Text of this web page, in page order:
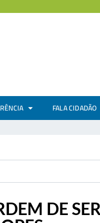
FALA CIDADÃO
DE